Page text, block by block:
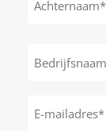
(optioneel)
mailadres